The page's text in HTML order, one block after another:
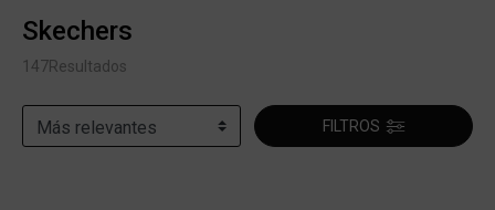
Skechers
147Resultados
FILTROS